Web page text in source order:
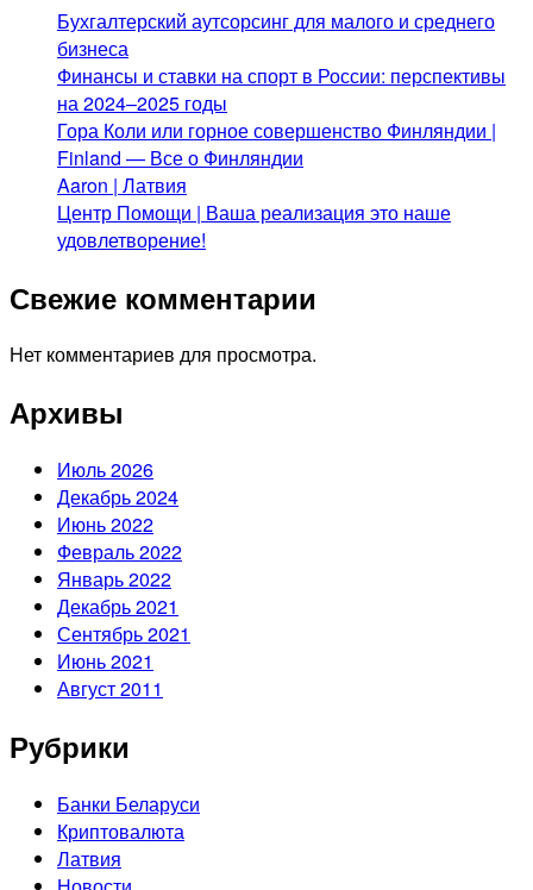
Бухгалтерский аутсорсинг для малого и среднего
бизнеса
Финансы и ставки на спорт в России: перспективы
на 2024–2025 годы
Гора Коли или горное совершенство Финляндии |
Finland — Все о Финляндии
Aaron | Латвия
Центр Помощи | Ваша реализация это наше
удовлетворение!
Свежие комментарии
Нет комментариев для просмотра.
Архивы
Июль 2026
Декабрь 2024
Июнь 2022
Февраль 2022
Январь 2022
Декабрь 2021
Сентябрь 2021
Июнь 2021
Август 2011
Рубрики
Банки Беларуси
Криптовалюта
Латвия